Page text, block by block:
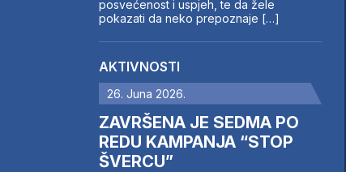
posvećenost i uspjeh, te da žele
pokazati da neko prepoznaje […]
AKTIVNOSTI
26. Juna 2026.
ZAVRŠENA JE SEDMA PO
REDU KAMPANJA “STOP
ŠVERCU”